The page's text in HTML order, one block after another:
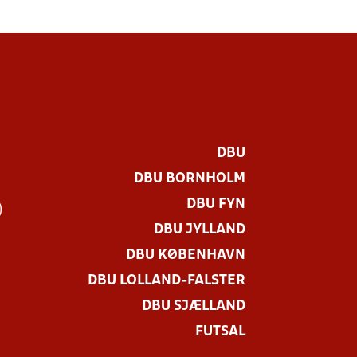
DBU
DBU BORNHOLM
DBU FYN
DBU JYLLAND
DBU KØBENHAVN
DBU LOLLAND-FALSTER
DBU SJÆLLAND
FUTSAL